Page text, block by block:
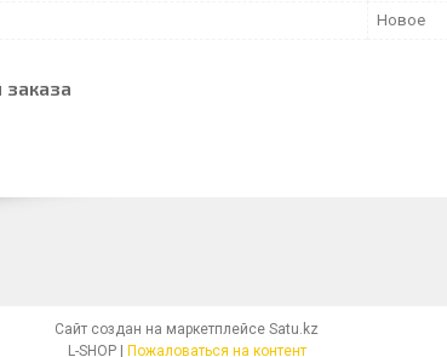
Новое
Сайт создан на маркетплейсе Satu.kz
Пожаловаться на контент